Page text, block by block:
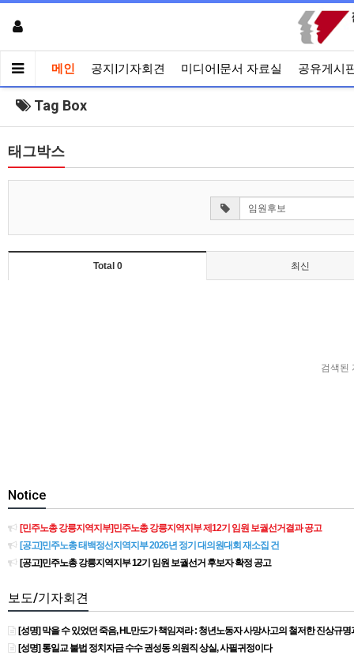
메인 공지|기자회견 미디어|문서 자료실 공유게시
Tag Box
태그박스
Total 0 최신
검색된
Notice
[민주노총 강릉지역지부]민주노총 강릉지역지부 제12기 임원 보궐선거결과 공고
[공고]민주노총 태백정선지역지부 2026년 정기 대의원대회 재소집 건
[공고]민주노총 강릉지역지부 12기 임원 보궐선거 후보자 확정 공고
보도/기자회견
[성명] 막을 수 있었던 죽음, HL만도가 책임져라 : 청년노동자 사망사고의 철저한 진상규
[성명] 통일교 불법 정치자금 수수 권성동 의원직 상실, 사필귀정이다